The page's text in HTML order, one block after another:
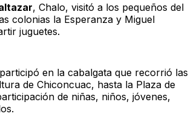
, Chalo, visitó a los pequeños del
colonias la Esperanza y Miguel
juguetes.
en la cabalgata que recorrió las
de Chiconcuac, hasta la Plaza de
de niñas, niños, jóvenes,